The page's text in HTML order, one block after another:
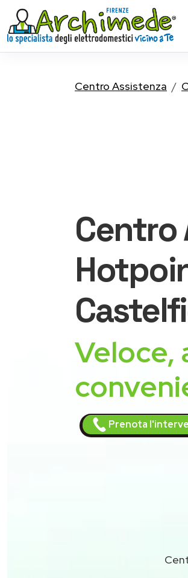
Centro Assistenza
Centro
Veloce,
Prenota